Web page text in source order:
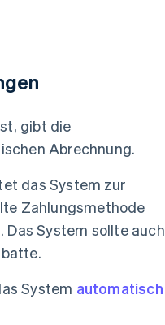
gibt die
Abrechnung.
das System zur
Zahlungsmethode
Das System sollte auch
System automatisch